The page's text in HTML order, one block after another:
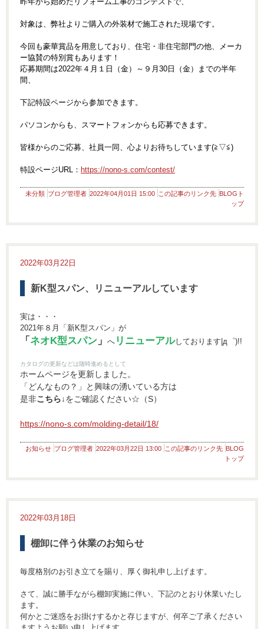
対象は、弊社よりご購入の外装材で施工された現場です。
今回も豪華賞品を用意しており、住宅・非住宅部門の他、メーカ
ー協賛の特別賞もあります！
応募期間は2022年４月１日（金）～９月30日（金）までの半年
間、
下記特設ページから参加できます。
パソコンからも、スマートフォンからも応募できます。
皆様からのご応募、社員一同、心よりお待ちしています(≧▽≦)
特設ページURL： https://nono-s.com/contest/
未分類 ブログ管理者 2022年04月01日 15:00 この記事のリンク先 BLOGト
ップ
2022年03月22日
新K型スパン、リニューアルしています
実は・・・
2021年８月「新K型スパン」が
「 ネオK型スパン 」 へ リニューアルしております|д゜)!!
カタログの更新などは随時進めるとして
ホームページを更新しました。
「どんなもの？」と興味の湧いている方は
是非こちら↓をご確認ください☆（S）
https://nono-s.com/molding-detail/18/
お知らせ ブログ管理者 2022年03月22日 13:00 この記事のリンク先 BLOG
トップ
2022年03月18日
棚卸に伴う休業のお知らせ
毎度格別のお引き立てを賜り、厚く御礼申し上げます。
さて、誠に勝手ながら棚卸実施に伴い、下記のとおり休業いたし
ます。
何かとご迷惑をお掛けするかと存じますが、何卒ご了承ください